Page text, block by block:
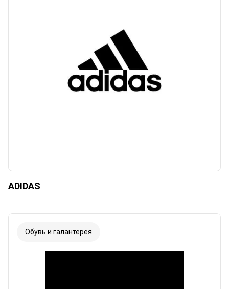
ADIDAS
Обувь и галантерея